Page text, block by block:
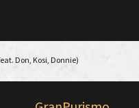
Don, Kosi, Donnie)